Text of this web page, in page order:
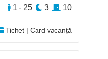
Tichet | Card vacanță
1 - 25 3 10